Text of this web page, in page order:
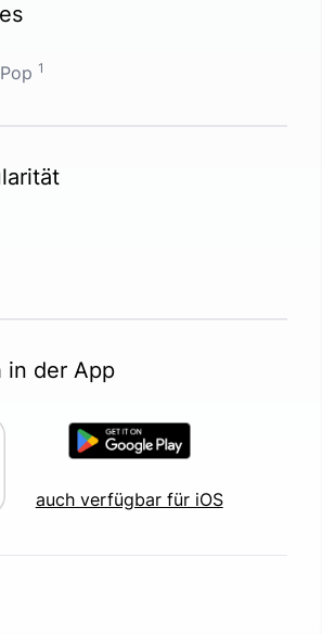
1
in der App
auch verfügbar für iOS